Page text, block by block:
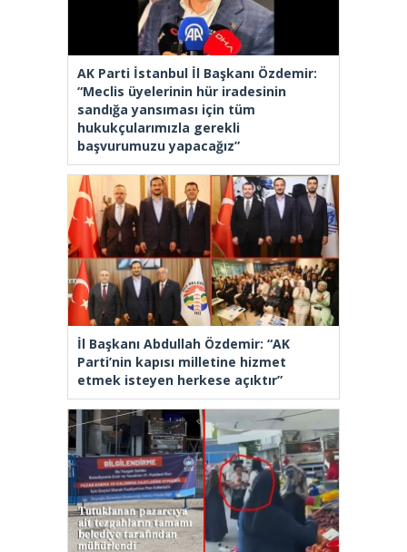
AK Parti İstanbul İl Başkanı Özdemir:
“Meclis üyelerinin hür iradesinin
sandığa yansıması için tüm
hukukçularımızla gerekli
başvurumuzu yapacağız”
İl Başkanı Abdullah Özdemir: “AK
Parti’nin kapısı milletine hizmet
etmek isteyen herkese açıktır”